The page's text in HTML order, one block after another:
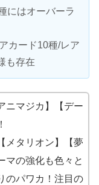
にはオーバーラ
カード10種/レア
も存在
ニマジカ】【デー
メタリオン】【夢
マの強化も色々と
のパワカ！注目の